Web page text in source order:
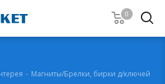
0
- Магниты/Брелки, бирки д/ключей